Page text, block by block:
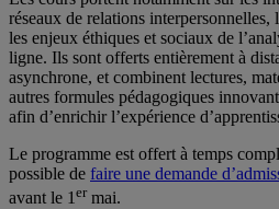
réseaux de relations interpersonnelles,
les enjeux éthiques et sociaux de
ligne. Ils sont offerts entièrement à
asynchrone, et combinent lectures,
autres formules pédagogiques
afin d’enrichir l’expérience
Le programme est offert à temps
possible de faire une demande
avant le 1er mai.